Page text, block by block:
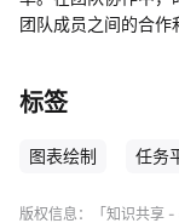
团队成员之间的合作
标签
图表绘制 任务
版权信息： 「知识共享 -